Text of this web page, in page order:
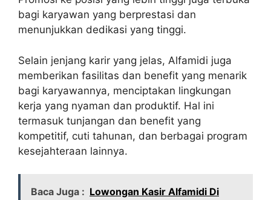
bagi karyawan yang berprestasi dan
menunjukkan dedikasi yang tinggi.
Selain jenjang karir yang jelas, Alfamidi juga
memberikan fasilitas dan benefit yang menarik
bagi karyawannya, menciptakan lingkungan
kerja yang nyaman dan produktif. Hal ini
termasuk tunjangan dan benefit yang
kompetitif, cuti tahunan, dan berbagai program
kesejahteraan lainnya.
Baca Juga : Lowongan Kasir Alfamidi Di